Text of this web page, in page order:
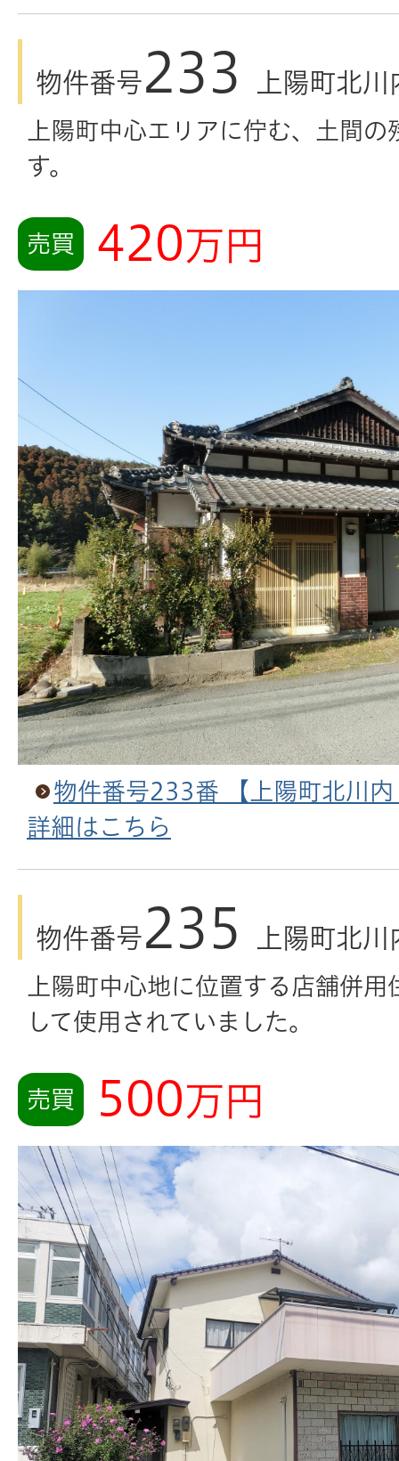
物件番号233 上陽町北
上陽町中心エリアに佇む、土間
す。
売買 420万円
物件番号233番 【上陽町北川
詳細はこちら
物件番号235 上陽町北
上陽町中心地に位置する店舗併
して使用されていました。
売買 500万円